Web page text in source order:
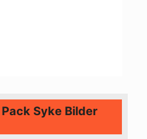
Syke Bilder